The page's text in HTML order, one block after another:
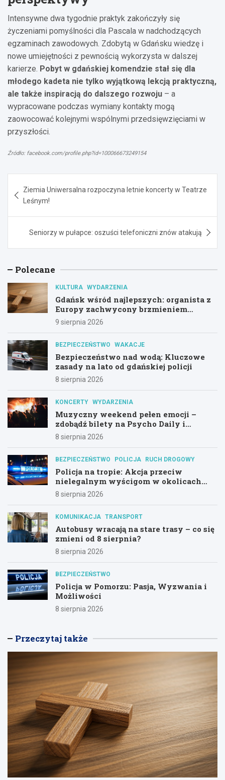
Intensywne dwa tygodnie praktyk zakończyły się
życzeniami pomyślności dla Pascala w nadchodzących
egzaminach zawodowych. Zdobytą w Gdańsku wiedzę i
nowe umiejętności z pewnością wykorzysta w dalszej
karierze. Pobyt w gdańskiej komendzie stał się dla
młodego kadeta nie tylko wyjątkową lekcją praktyczną,
ale także inspiracją do dalszego rozwoju – a
wypracowane podczas wymiany kontakty mogą
zaowocować kolejnymi wspólnymi przedsięwzięciami w
przyszłości.
Źródło: facebook.com/profile.php?id=100066673249154
wpisu
Ziemia Uniwersalna rozpoczyna letnie koncerty w Teatrze
Leśnym!
Seniorzy w pułapce: oszuści telefoniczni znów atakują
Polecane
KULTURA WYDARZENIA
Gdańsk wśród najlepszych: organista z
Europy zachwycony brzmieniem
kościoła św. Mikołaja
9 sierpnia 2026
BEZPIECZEŃSTWO WAKACJE
Bezpieczeństwo nad wodą: Kluczowe
zasady na lato od gdańskiej policji
8 sierpnia 2026
KONCERTY WYDARZENIA
Muzyczny weekend pełen emocji –
zdobądź bilety na Psycho Daily i
Alternatywny Las!
8 sierpnia 2026
BEZPIECZEŃSTWO POLICJA RUCH DROGOWY
Policja na tropie: Akcja przeciw
nielegalnym wyścigom w okolicach
Hali Olivia
8 sierpnia 2026
KOMUNIKACJA TRANSPORT
Autobusy wracają na stare trasy – co się
zmieni od 8 sierpnia?
8 sierpnia 2026
BEZPIECZEŃSTWO
Policja w Pomorzu: Pasja, Wyzwania i
Możliwości
8 sierpnia 2026
Przeczytaj także